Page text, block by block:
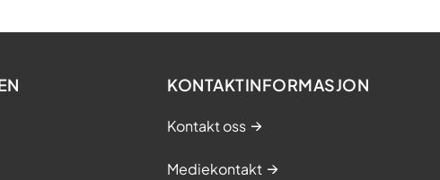
KONTAKTINFORMASJON
Kontakt oss
Mediekontakt